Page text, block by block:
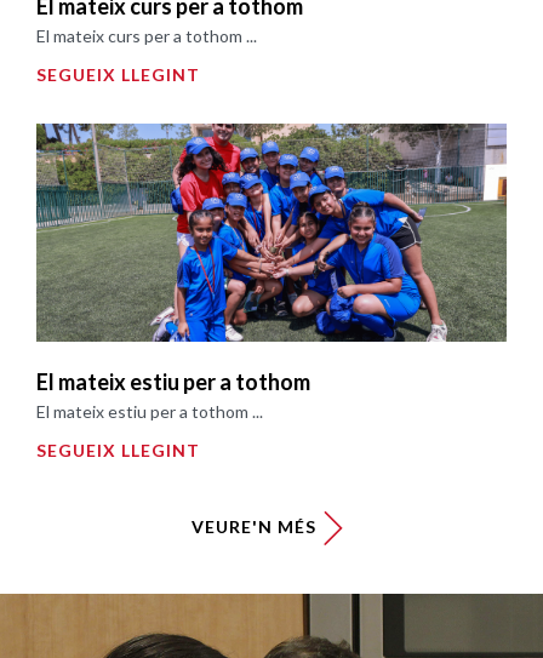
El mateix curs per a tothom
El mateix curs per a tothom ...
SEGUEIX LLEGINT
El mateix estiu per a tothom
El mateix estiu per a tothom ...
SEGUEIX LLEGINT
VEURE'N MÉS